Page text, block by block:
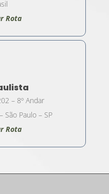
Rota
– 8º Andar
São Paulo – SP
Rota